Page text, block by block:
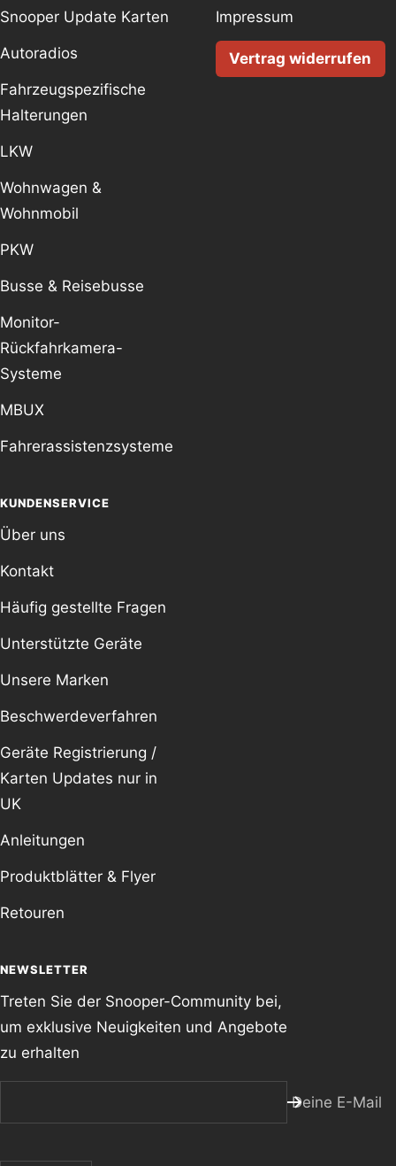
Snooper Update Karten
Autoradios
Fahrzeugspezifische
Halterungen
LKW
Wohnwagen &
Wohnmobil
PKW
Busse & Reisebusse
Monitor-
Rückfahrkamera-
Systeme
MBUX
Fahrerassistenzsysteme
Impressum
Vertrag widerrufen
KUNDENSERVICE
Über uns
Kontakt
Häufig gestellte Fragen
Unterstützte Geräte
Unsere Marken
Beschwerdeverfahren
Geräte Registrierung /
Karten Updates nur in
UK
Anleitungen
Produktblätter & Flyer
Retouren
NEWSLETTER
Treten Sie der Snooper-Community bei,
um exklusive Neuigkeiten und Angebote
zu erhalten
Deine E-Mail